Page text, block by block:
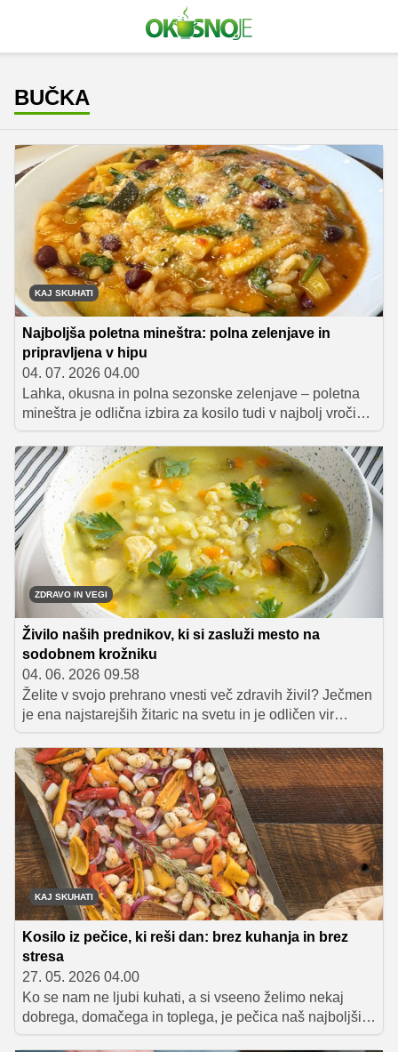
BUČKA
KAJ SKUHATI
Najboljša poletna mineštra: polna zelenjave in
pripravljena v hipu
04. 07. 2026 04.00
Lahka, okusna in polna sezonske zelenjave – poletna
mineštra je odlična izbira za kosilo tudi v najbolj vročih
dneh. Tokratna različica je pripravljena iz treh vrst fižola,
zato je še posebej nasitna, njena priprava pa je zelo
preprosta.
ZDRAVO IN VEGI
Živilo naših prednikov, ki si zasluži mesto na
sodobnem krožniku
04. 06. 2026 09.58
Želite v svojo prehrano vnesti več zdravih živil? Ječmen
je ena najstarejših žitaric na svetu in je odličen vir
vlaknin ter mineralov. Preverite, kako ga vključiti v
poletne jedi, od solat do enolončnic, in zakaj je ješprenj
idealen za pripravo vnaprej.
KAJ SKUHATI
Kosilo iz pečice, ki reši dan: brez kuhanja in brez
stresa
27. 05. 2026 04.00
Ko se nam ne ljubi kuhati, a si vseeno želimo nekaj
dobrega, domačega in toplega, je pečica naš najboljši
zaveznik. Takrat pride prav ideja za preprosto "vse na